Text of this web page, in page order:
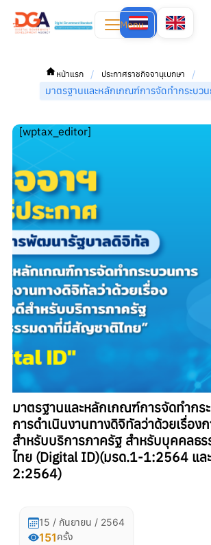
Menu
หน้าแรก / ประกาศราชกิจจานุเบกษา
/
มาตรฐานและหลักเกณฑ์การจัดทำกระบ
[wptax_editor]
มาตรฐานและหลักเกณฑ์การจัดทำกร
การดำเนินงานทางดิจิทัลว่าด้วยเรื่อง
สำหรับบริการภาครัฐ สำหรับบุคคลธ
ไทย (Digital ID)(มรด.1-1:2564 แล
2:2564)
15 / กันยายน / 2564
151ครั้ง